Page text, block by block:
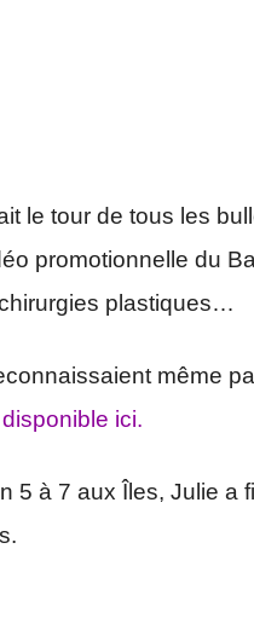
le tour de tous les
promotionnelle du
plastiques…
même
ici.
5 à 7 aux Îles, Julie a